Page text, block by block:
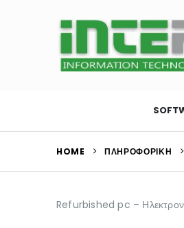
HOME ΠΛΗΡΟΦΟΡΙΚΗ
Refurbished pc –